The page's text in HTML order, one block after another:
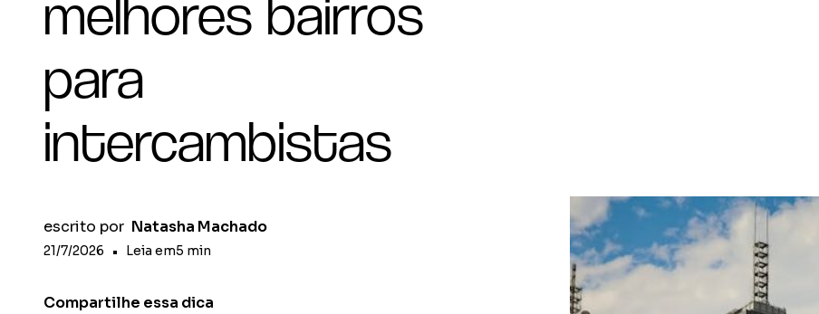
melhores bairros
para
intercambistas
escrito por Natasha Machado
21/7/2026 • Leia em5 min
Compartilhe essa dica